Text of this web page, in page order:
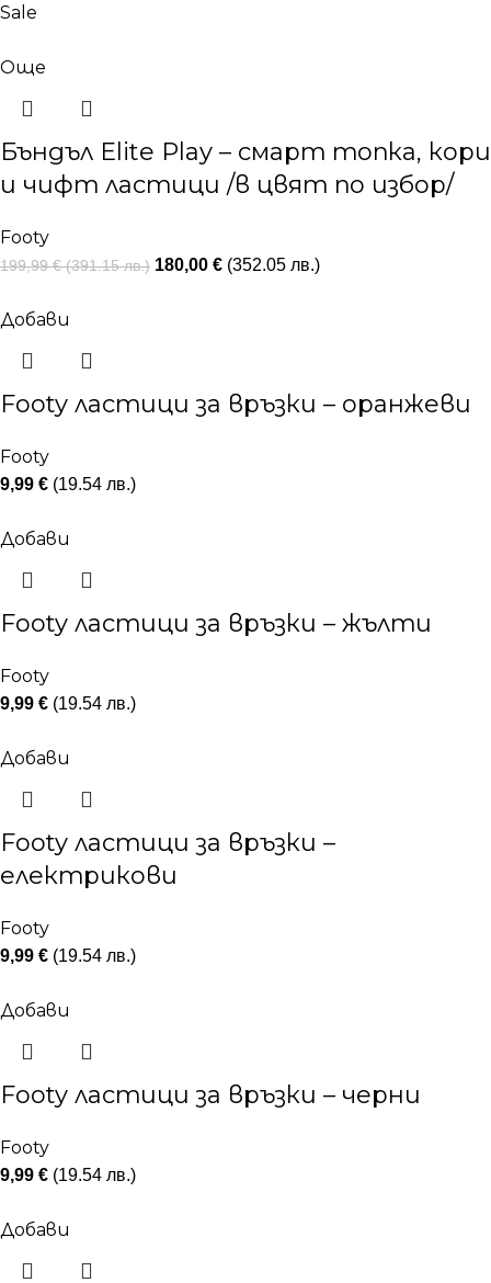
Sale
Още
Бъндъл Elite Play – смарт топка, кори
и чифт ластици /в цвят по избор/
Footy
199,99€ (391.15 лв.) 180,00 € (352.05 лв.)
Добави
Footy ластици за връзки – оранжеви
Footy
9,99 € (19.54 лв.)
Добави
Footy ластици за връзки – жълти
Footy
9,99 € (19.54 лв.)
Добави
Footy ластици за връзки –
електрикови
Footy
9,99 € (19.54 лв.)
Добави
Footy ластици за връзки – черни
Footy
9,99 € (19.54 лв.)
Добави